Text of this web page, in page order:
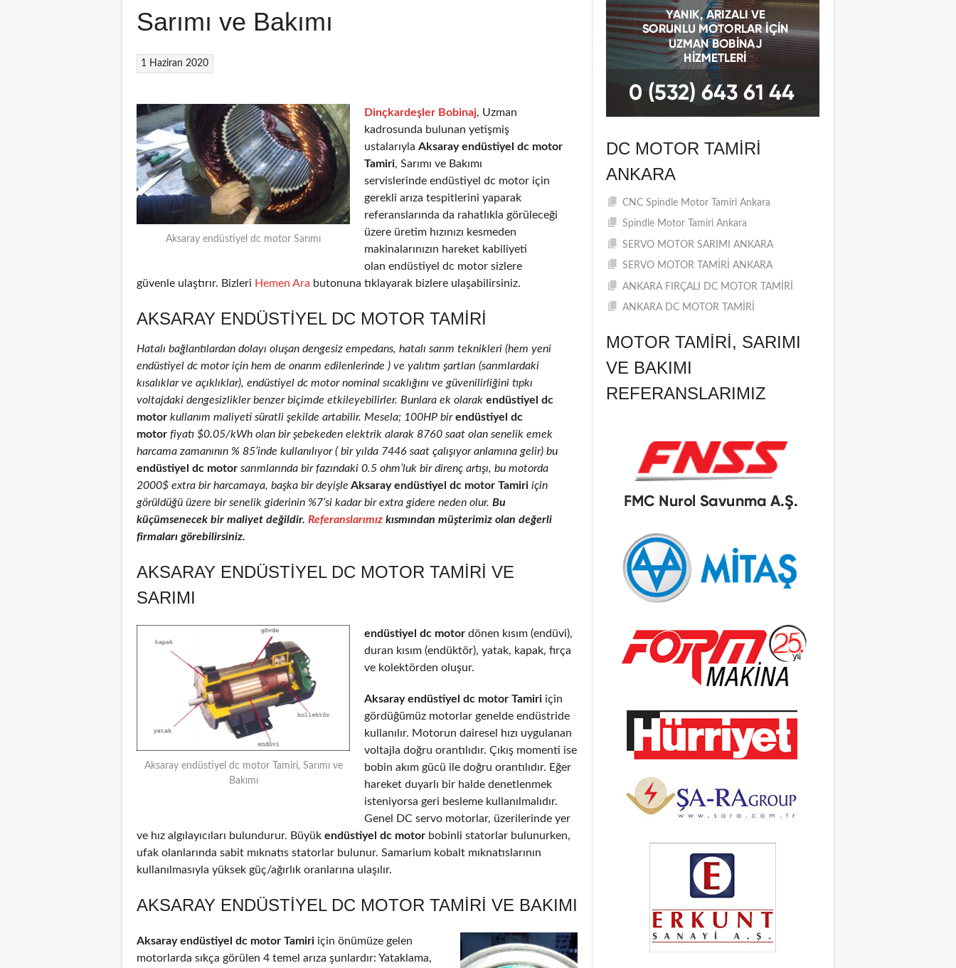
Sarımı ve Bakımı
1 Haziran 2020
Aksaray endüstiyel dc motor Sarımı
Dinçkardeşler Bobinaj, Uzman
kadrosunda bulunan yetişmiş
ustalarıyla Aksaray endüstiyel dc motor
Tamiri, Sarımı ve Bakımı
servislerinde endüstiyel dc motor için
gerekli arıza tespitlerini yaparak
referanslarında da rahatlıkla görüleceği
üzere üretim hızınızı kesmeden
makinalarınızın hareket kabiliyeti
olan endüstiyel dc motor sizlere
güvenle ulaştırır. Bizleri Hemen Ara butonuna tıklayarak bizlere ulaşabilirsiniz.
AKSARAY ENDÜSTIYEL DC MOTOR TAMIRI
Hatalı bağlantılardan dolayı oluşan dengesiz empedans, hatalı sarım teknikleri (hem yeni
endüstiyel dc motor için hem de onarım edilenlerinde ) ve yalıtım şartları (sarımlardaki
kısalıklar ve açıklıklar), endüstiyel dc motor nominal sıcaklığını ve güvenilirliğini tıpkı
voltajdaki dengesizlikler benzer biçimde etkileyebilirler. Bunlara ek olarak endüstiyel dc
motor kullanım maliyeti süratli şekilde artabilir. Mesela; 100HP birendüstiyel dc
motor fiyatı $0.05/kWh olan bir şebekeden elektrik alarak 8760 saat olan senelik emek
harcama zamanının % 85’inde kullanılıyor ( bir yılda 7446 saat çalışıyor anlamına gelir) bu
endüstiyel dc motor sarımlarında bir fazındaki 0.5 ohm’luk bir direnç artışı, bu motorda
2000$ extra bir harcamaya, başka bir deyişle Aksaray endüstiyel dc motor Tamiri için
görüldüğü üzere bir senelik giderinin %7’si kadar bir extra gidere neden olur. Bu
küçümsenecek bir maliyet değildir. Referanslarımız kısmından müşterimiz olan değerli
firmaları görebilirsiniz.
AKSARAY ENDÜSTIYEL DC MOTOR TAMIRI VE
SARIMI
Aksaray endüstiyel dc motor Tamiri, Sarımı ve
Bakımı
endüstiyel dc motor dönen kısım (endüvi),
duran kısım (endüktör), yatak, kapak, fırça
ve kolektörden oluşur.
Aksaray endüstiyel dc motor Tamiri için
gördüğümüz motorlar genelde endüstride
kullanılır. Motorun dairesel hızı uygulanan
voltajla doğru orantılıdır. Çıkış momenti ise
bobin akım gücü ile doğru orantılıdır. Eğer
hareket duyarlı bir halde denetlenmek
isteniyorsa geri besleme kullanılmalıdır.
Genel DC servo motorlar, üzerilerinde yer
ve hız algılayıcıları bulundurur. Büyük endüstiyel dc motor bobinli statorlar bulunurken,
ufak olanlarında sabit mıknatıs statorlar bulunur. Samarium kobalt mıknatıslarının
kullanılmasıyla yüksek güç/ağırlık oranlarına ulaşılır.
AKSARAY ENDÜSTIYEL DC MOTOR TAMIRI VE BAKIMI
Aksaray endüstiyel dc motor Tamiri için önümüze gelen
motorlarda sıkça görülen 4 temel arıza şunlardır: Yataklama,
DC MOTOR TAMIRI
ANKARA
CNC Spindle Motor Tamiri Ankara
Spindle Motor Tamiri Ankara
SERVO MOTOR SARIMI ANKARA
SERVO MOTOR TAMİRİ ANKARA
ANKARA FIRÇALI DC MOTOR TAMİRİ
ANKARA DC MOTOR TAMİRİ
MOTOR TAMIRI, SARIMI
VE BAKIMI
REFERANSLARIMIZ